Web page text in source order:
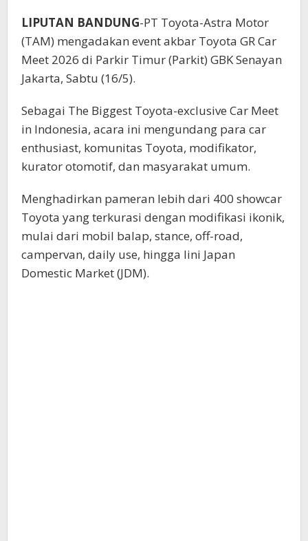
LIPUTAN BANDUNG-PT Toyota-Astra Motor
(TAM) mengadakan event akbar Toyota GR Car
Meet 2026 di Parkir Timur (Parkit) GBK Senayan
Jakarta, Sabtu (16/5).
Sebagai The Biggest Toyota-exclusive Car Meet
in Indonesia, acara ini mengundang para car
enthusiast, komunitas Toyota, modifikator,
kurator otomotif, dan masyarakat umum.
Menghadirkan pameran lebih dari 400 showcar
Toyota yang terkurasi dengan modifikasi ikonik,
mulai dari mobil balap, stance, off-road,
campervan, daily use, hingga lini Japan
Domestic Market (JDM).